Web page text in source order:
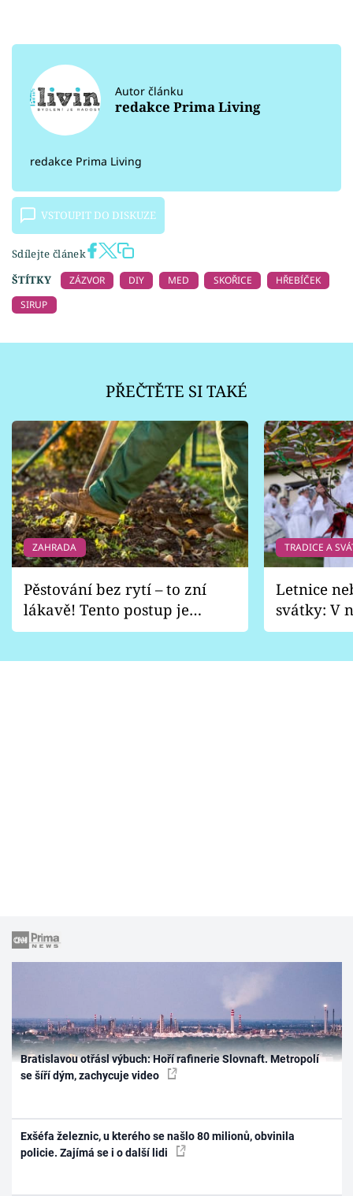
Autor článku
redakce Prima Living
redakce Prima Living
VSTOUPIT DO DISKUZE
Sdílejte článek
ŠTÍTKY
ZÁZVOR DIY MED SKOŘICE
HŘEBÍČEK
SIRUP
PŘEČTĚTE SI TAKÉ
ZAHRADA
Pěstování bez rytí – to zní
lákavě! Tento postup je
vhodný jen pro některé
TRADICE A
Letnice
svátky: V
pondělí
Bratislavou otřásl výbuch: Hoří rafinerie Slovnaft. Metropolí
se šíří dým, zachycuje video
Exšéfa železnic, u kterého se našlo 80 milionů, obvinila
policie. Zajímá se i o další lidi